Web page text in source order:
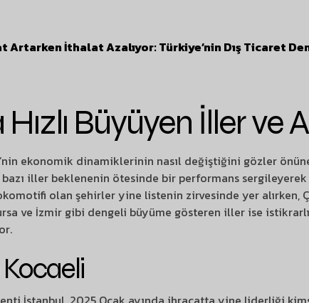
Artarken İthalat Azalıyor: Türkiye’nin Dış Ticaret
Büyüyen İller ve
ekonomik dinamiklerinin nasıl değiştiğini gözler
iller beklenenin ötesinde bir performans
olan şehirler yine listenin zirvesinde yer alırken,
ve İzmir gibi dengeli büyüme gösteren iller ise